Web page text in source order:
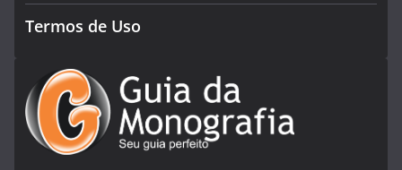
Termos de Uso